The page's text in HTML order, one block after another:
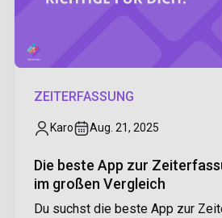
ZEITERFASSUNG
Karo Aug. 21, 2025
Die beste App zur
im großen Vergleich
Du suchst die beste App zur